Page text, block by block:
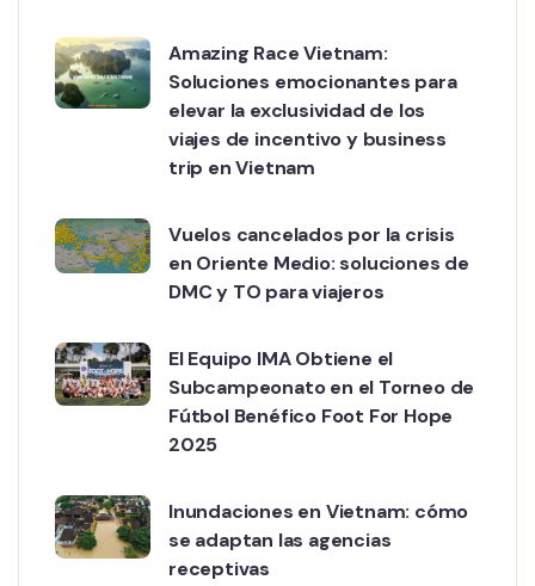
Amazing Race Vietnam:
Soluciones emocionantes para
elevar la exclusividad de los
viajes de incentivo y business
trip en Vietnam
Vuelos cancelados por la crisis
en Oriente Medio: soluciones de
DMC y TO para viajeros
El Equipo IMA Obtiene el
Subcampeonato en el Torneo de
Fútbol Benéfico Foot For Hope
2025
Inundaciones en Vietnam: cómo
se adaptan las agencias
receptivas